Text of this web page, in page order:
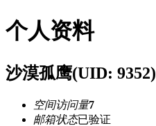
个人资料
沙漠孤鹰(UID: 9352)
空间访问量7
邮箱状态已验证